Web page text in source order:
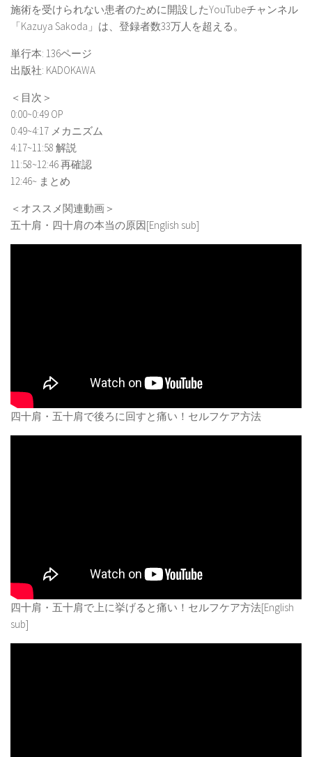
施術を受けられない患者のために開設したYouTubeチャンネル
「Kazuya Sakoda」は、登録者数33万人を超える。
単行本: 136ページ
出版社: KADOKAWA
＜目次＞
0:00~0:49 OP
0:49~4:17 メカニズム
4:17~11:58 解説
11:58~12:46 再確認
12:46~ まとめ
＜オススメ関連動画＞
五十肩・四十肩の本当の原因[English sub]
四十肩・五十肩で後ろに回すと痛い！セルフケア方法
四十肩・五十肩で上に挙げると痛い！セルフケア方法[English
sub]